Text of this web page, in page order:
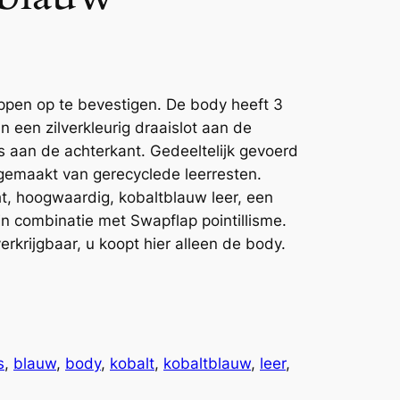
op te bevestigen. De body heeft 3
een zilverkleurig draaislot aan de
de achterkant. Gedeeltelijk gevoerd
van gerecyclede leerresten.
hoogwaardig, kobaltblauw leer, een
combinatie met Swapflap pointillisme.
u koopt hier alleen de body.
, blauw, body, kobalt, kobaltblauw, leer